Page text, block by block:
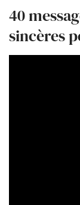
40
sincères